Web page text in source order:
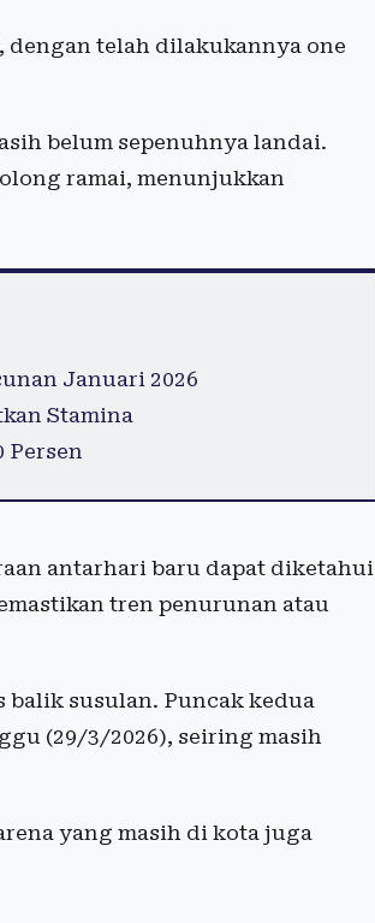
telah dilakukannya one
belum sepenuhnya landai.
ramai, menunjukkan
Januari 2026
Stamina
Persen
antarhari baru dapat diketahui
tren penurunan atau
susulan. Puncak kedua
(29/3/2026), seiring masih
yang masih di kota juga